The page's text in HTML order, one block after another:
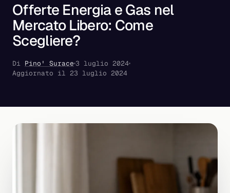
Offerte Energia e Gas nel
Mercato Libero: Come
Scegliere?
Di Pino' Surace 3 luglio 2024
Aggiornato il 23 luglio 2024